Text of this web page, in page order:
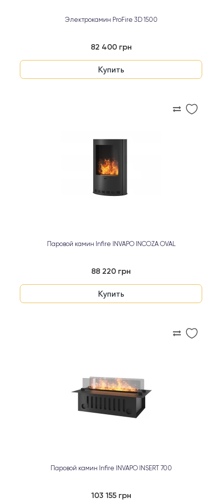
Электрокамин ProFire 3D 1500
82 400 грн
Купить
Паровой камин Infire INVAPO INCOZA OVAL
88 220 грн
Купить
Паровой камин Infire INVAPO INSERT 700
103 155 грн